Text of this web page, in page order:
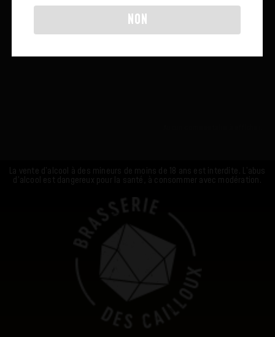
Rechercher
La vente d’alcool à des mineurs de moins de 18 ans est interdite. L’abus
d’alcool est dangereux pour la santé, à consommer avec modération.
NON